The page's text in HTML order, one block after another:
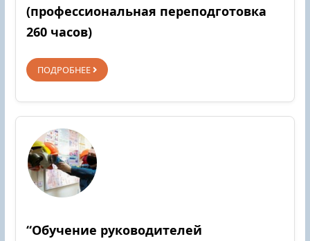
(профессиональная переподготовка
260 часов)
ПОДРОБНЕЕ
“Обучение руководителей